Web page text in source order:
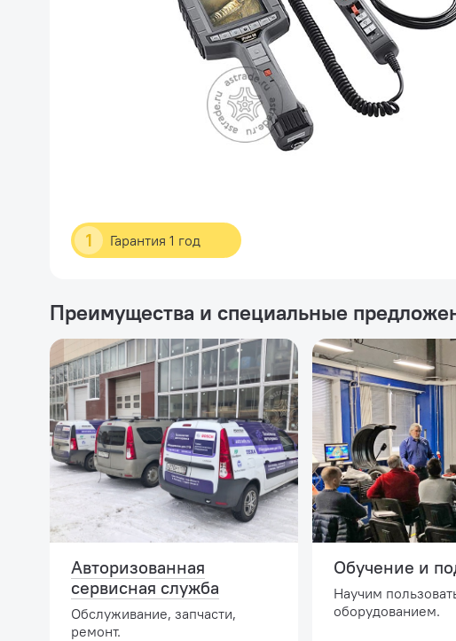
1 Гарантия 1 год
Преимущества и специальные
Авторизованная
сервисная служба
Обслуживание, запчасти,
ремонт.
Обучение и
Научим
оборудованием.